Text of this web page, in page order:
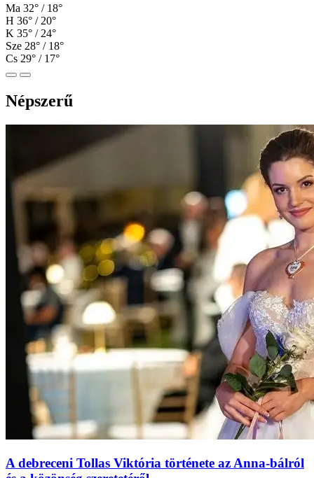
Ma 32° / 18°
H 36° / 20°
K 35° / 24°
Sze 28° / 18°
Cs 29° / 17°
Népszerű
A debreceni Tollas Viktória története az Anna‑bálról